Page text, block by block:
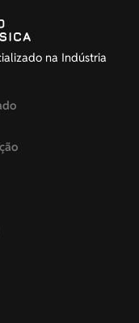
na Indústria